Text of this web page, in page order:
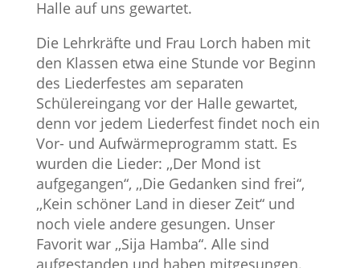
Halle auf uns gewartet.
Die Lehrkräfte und Frau Lorch haben mit
den Klassen etwa eine Stunde vor Beginn
des Liederfestes am separaten
Schülereingang vor der Halle gewartet,
denn vor jedem Liederfest findet noch ein
Vor- und Aufwärmeprogramm statt. Es
wurden die Lieder: ,,Der Mond ist
aufgegangen“, ,,Die Gedanken sind frei“,
,,Kein schöner Land in dieser Zeit“ und
noch viele andere gesungen. Unser
Favorit war ,,Sija Hamba“. Alle sind
aufgestanden und haben mitgesungen.